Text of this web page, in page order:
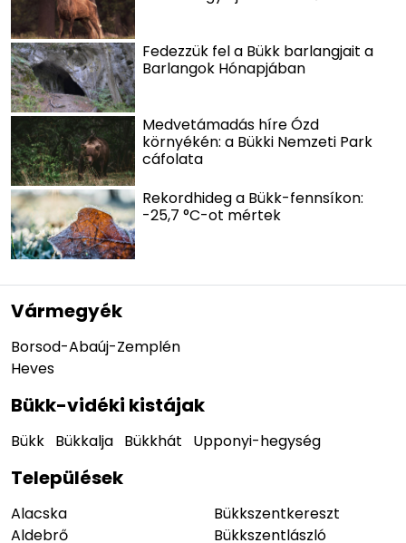
Fedezzük fel a Bükk barlangjait a
Barlangok Hónapjában
Medvetámadás híre Ózd
környékén: a Bükki Nemzeti Park
cáfolata
Rekordhideg a Bükk-fennsíkon:
-25,7 °C-ot mértek
Vármegyék
Borsod-Abaúj-Zemplén
Heves
Bükk-vidéki kistájak
Bükk Bükkalja Bükkhát Upponyi-hegység
Települések
Alacska
Aldebrő
Bükkszentkereszt
Bükkszentlászló